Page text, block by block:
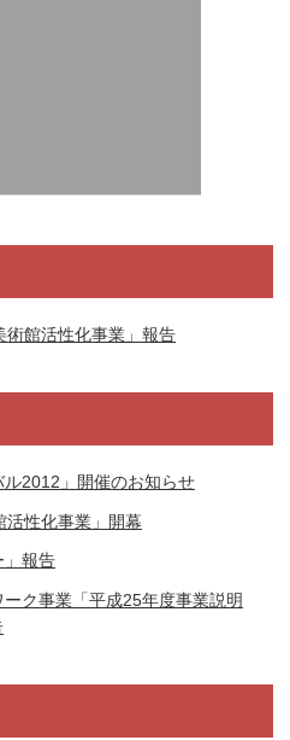
術館活性化事業」報告
ル2012」開催のお知らせ
活性化事業」開幕
」報告
ク事業「平成25年度事業説明